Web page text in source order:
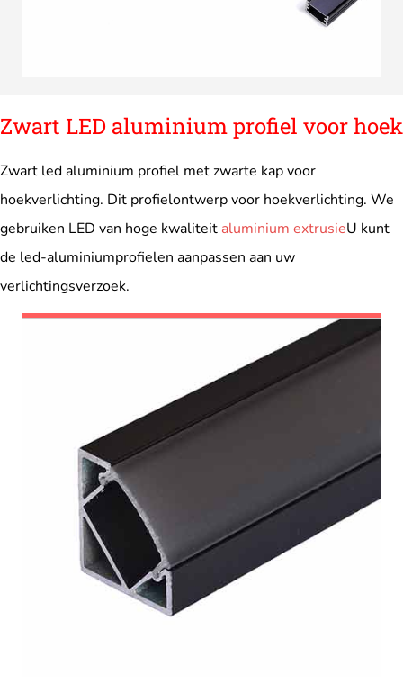
Zwart LED aluminium profiel voor hoek
Zwart led aluminium profiel met zwarte kap voor
hoekverlichting. Dit profielontwerp voor hoekverlichting. We
gebruiken LED van hoge kwaliteit aluminium extrusieU kunt
de led-aluminiumprofielen aanpassen aan uw
verlichtingsverzoek.